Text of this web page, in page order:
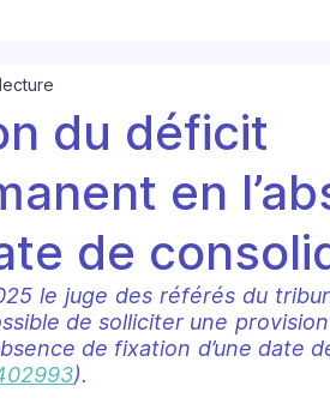
du déficit
en
de
le juge des référés du
de solliciter une
de fixation d’une date
).